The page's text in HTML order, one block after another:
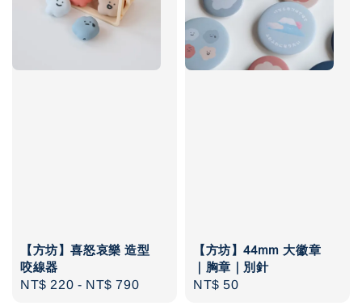
【方坊】喜怒哀樂 造型
咬線器
Regular
NT$ 220 - NT$ 790
【方坊】44mm 大徽章
｜胸章｜別針
Regular
NT$ 50